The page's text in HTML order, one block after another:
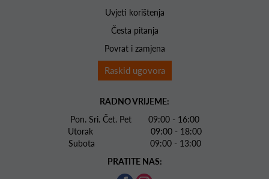
Uvjeti korištenja
Česta pitanja
Povrat i zamjena
Raskid ugovora
RADNO VRIJEME:
Pon. Sri. Čet. Pet 09:00 - 16:00
Utorak 09:00 - 18:00
Subota 09:00 - 13:00
PRATITE NAS: